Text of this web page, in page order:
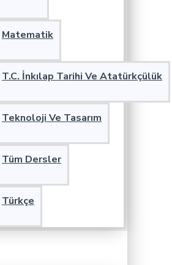
Matematik
T.C. İnkılap Tarihi Ve Atatürkçülük
Teknoloji Ve Tasarım
Tüm Dersler
Türkçe